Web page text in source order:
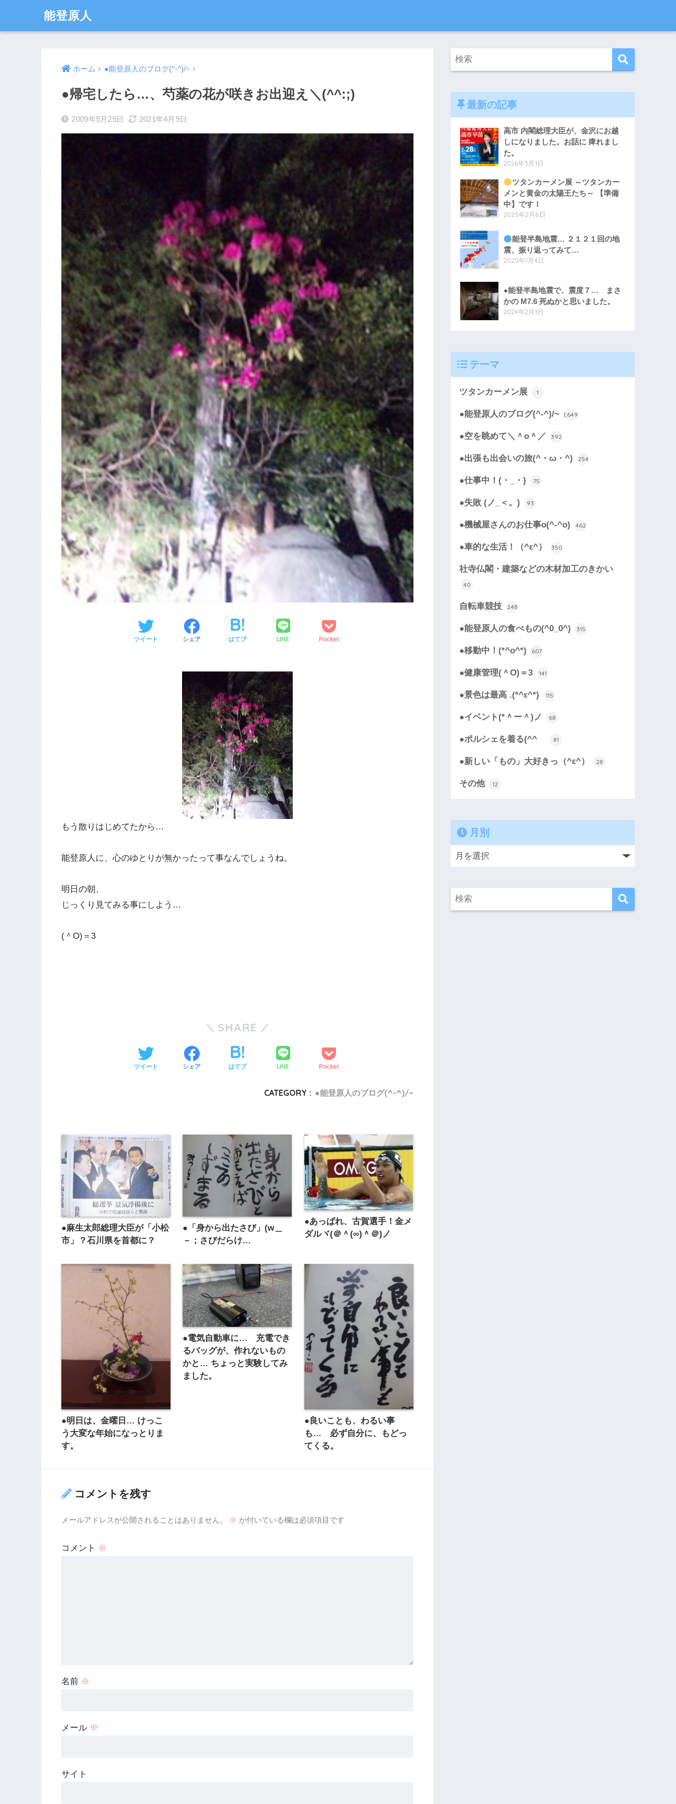
能登原人
ホーム ●能登原人のブログ(^-^)/~
●帰宅したら…、芍薬の花が咲きお出迎え＼(^^:;)
2009年5月29日 2021年4月9日
ツイート シェア はてブ LINE Pocket
もう散りはじめてたから…
能登原人に、心のゆとりが無かったって事なんでしょうね。
明日の朝、
じっくり見てみる事にしよう…
(＾O)＝3
SHARE
ツイート シェア はてブ LINE Pocket
CATEGORY : ●能登原人のブログ(^-^)/~
●麻生太郎総理大臣が「小松
市」？石川県を首都に？
●「身から出たさび」(w＿
－；さびだらけ…
●あっぱれ、古賀選手！金メ
ダルヾ(＠＾(∞)＾＠)ノ
●明日は、金曜日… けっこ
う大変な年始になっとりま
す。
●電気自動車に… 充電でき
るバッグが、作れないもの
かと… ちょっと実験してみ
ました。
●良いことも、わるい事
も… 必ず自分に、もどっ
てくる。
コメントを残す
メールアドレスが公開されることはありません。 ※ が付いている欄は必須項目です
コメント ※
名前 ※
メール ※
サイト
最新の記事
高市 内閣総理大臣が、金沢にお越
しになりました。お話に 痺れまし
た。
2026年3月1日
ツタンカーメン展 ～ツタンカー
メンと黄金の太陽王たち～ 【準備
中】です！
2025年2月8日
能登半島地震… ２１２１回の地
震、振り返ってみて…
2025年1月4日
●能登半島地震で、震度７… まさ
かの M7.6 死ぬかと思いました。
2024年2月1日
テーマ
ツタンカーメン展 1
●能登原人のブログ(^-^)/~ 1,649
●空を眺めて＼＾o＾／ 392
●出張も出会いの旅(^・ω・^) 254
●仕事中！(・_・) 75
●失敗 (ノ_＜。) 93
●機械屋さんのお仕事o(^-^o) 462
●車的な生活！（^ε^） 350
社寺仏閣・建築などの木材加工のきかい
40
自転車競技 248
●能登原人の食べもの(^0_0^) 315
●移動中！(*^o^*) 607
●健康管理(＾O)＝3 141
●景色は最高 .(*^ε^*) 115
●イベント(*＾ー＾)ノ 68
●ポルシェを着る(^^ゞ 81
●新しい「もの」大好きっ（^ε^） 28
その他 12
月別